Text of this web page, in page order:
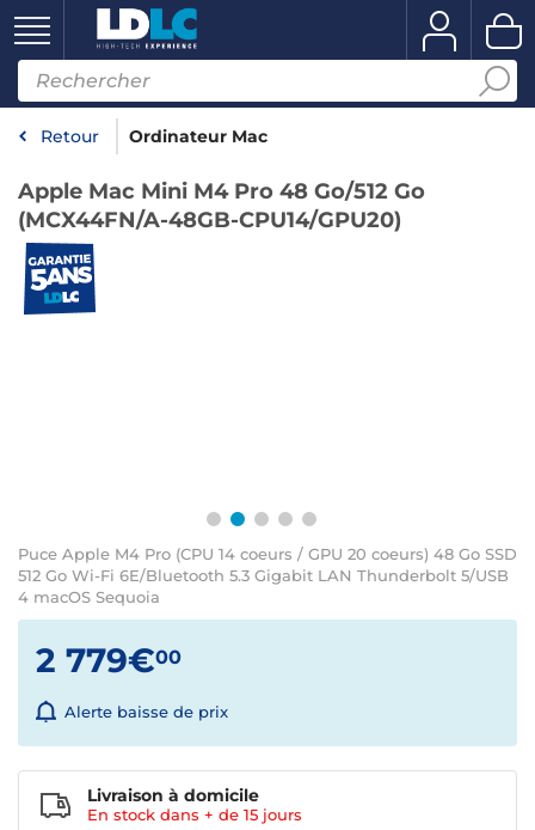
Retour Ordinateur Mac
Apple Mac Mini M4 Pro 48 Go/512 Go
(MCX44FN/A-48GB-CPU14/GPU20)
Puce Apple M4 Pro (CPU 14 coeurs / GPU 20 coeurs) 48 Go SSD
512 Go Wi-Fi 6E/Bluetooth 5.3 Gigabit LAN Thunderbolt 5/USB
4 macOS Sequoia
2 779€00
Alerte baisse de prix
Livraison à domicile
En stock dans + de 15 jours